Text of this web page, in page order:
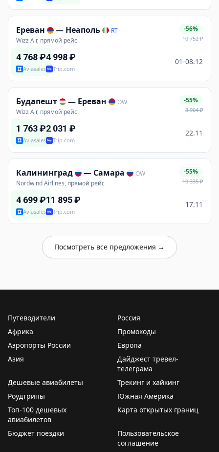
Ереван — Неаполь
RT
Wizz Air, прямой рейс
-56%
10 752₽
4 768₽
Aviasales
4 998₽
Trip.com
01-08.12
Будапешт — Ереван
OW
Wizz Air, прямой рейс
-55%
3 904₽
1 763₽
Aviasales
2 031 ₽
Trip.com
22.11
Калининград — Самара
OW
Nordwind Airlines, прямой рейс
-55%
10 335₽
4 699₽
Aviasales
11 895₽
Trip.com
17.11
Посмотреть все предложения →
Путеводители
Россия
Африка
Промокоды
Аэропорты России
Европа
Азия
Дайджест тревел-
телеграма
Дешевые авиабилеты
Трекинг и хайкинг
Роудтрипы
Южная Америка
Топ-100 дешевых
авиабилетов
Карта открытых границ
Бюджет поездки
Пользовательское
соглашение